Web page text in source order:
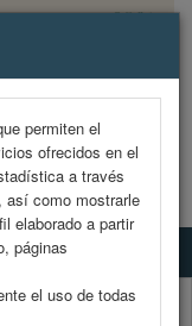
permiten el
ofrecidos en el
a través
así como mostrarle
elaborado a partir
páginas
el uso de todas